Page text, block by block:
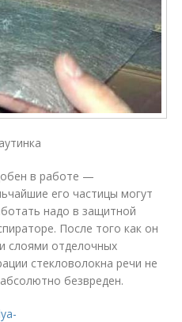
в работе —
его частицы могут
надо в защитной
После того как он
слоями отделочных
стекловолокна речи не
безвреден.